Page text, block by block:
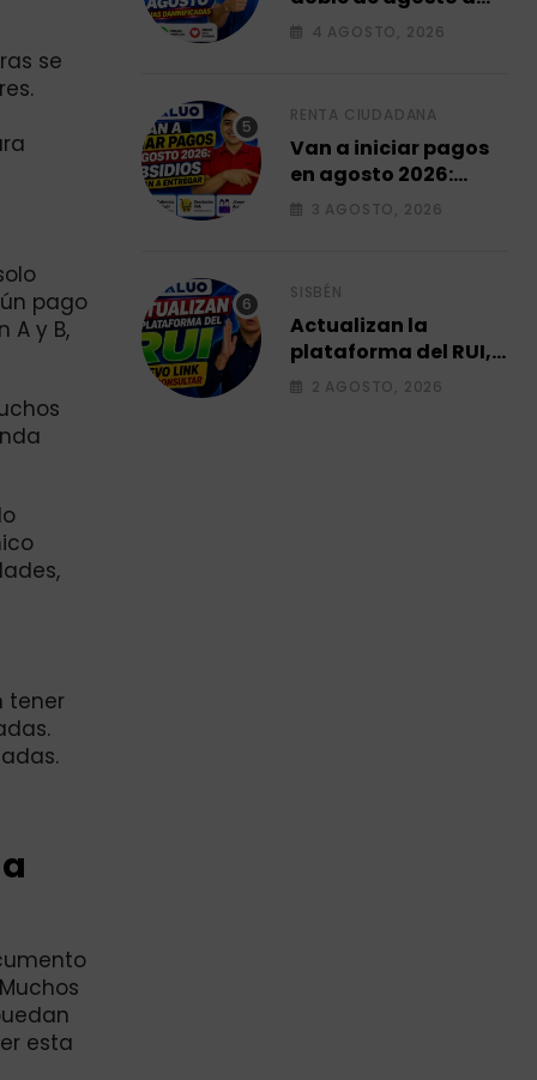
se
pago
A y B,
tener
esta
familias
4 AGOSTO, 2026
RENTA CIUDADANA
Van a iniciar pagos
en agosto 2026:
subsidios que van a
3 AGOSTO, 2026
SISBÉN
Actualizan la
plataforma del RUI,
Link para consultar
2 AGOSTO, 2026